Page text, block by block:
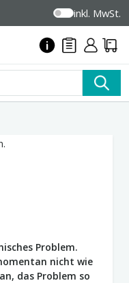
inkl. MwSt.
Problem.
nicht wie
das Problem so